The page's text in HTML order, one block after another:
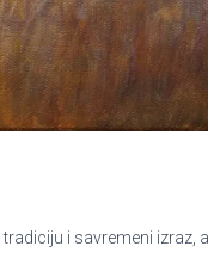
i savremeni izraz,